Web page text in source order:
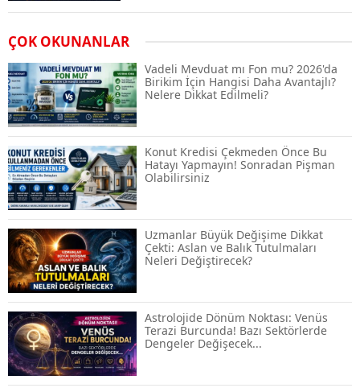
Airdrop Nasıl Alınır? Kripto Para Airdrop
Rehberi ve Güvenli Katılım Yöntemleri
Spot ve Vadeli İşlem Arasındaki Farklar |
Hangi Piyasa Sizin İçin Daha Uygun?
ABD-İran Anlaşması Sonrası Altın
Rekora Koştu, Petrol Fiyatları Sert Düştü
Temmuz 2026 Maaş Zammı Netleşiyor!
Memur, Emekli ve Sosyal Yardımlarda
Yeni Oranlar
KOSGEB’den KOBİ’lere Dev Finansman
Hamlesi: 36 Ay Vadeli 30 Milyon TL
Destek
ÇOK OKUNANLAR
Vadeli Mevduat mı Fon mu? 2026'da
Birikim İçin Hangisi Daha Avantajlı?
Nelere Dikkat Edilmeli?
Konut Kredisi Çekmeden Önce Bu
Hatayı Yapmayın! Sonradan Pişman
Olabilirsiniz
Uzmanlar Büyük Değişime Dikkat
Çekti: Aslan ve Balık Tutulmaları
Neleri Değiştirecek?
Astrolojide Dönüm Noktası: Venüs
Terazi Burcunda! Bazı Sektörlerde
Dengeler Değişecek...